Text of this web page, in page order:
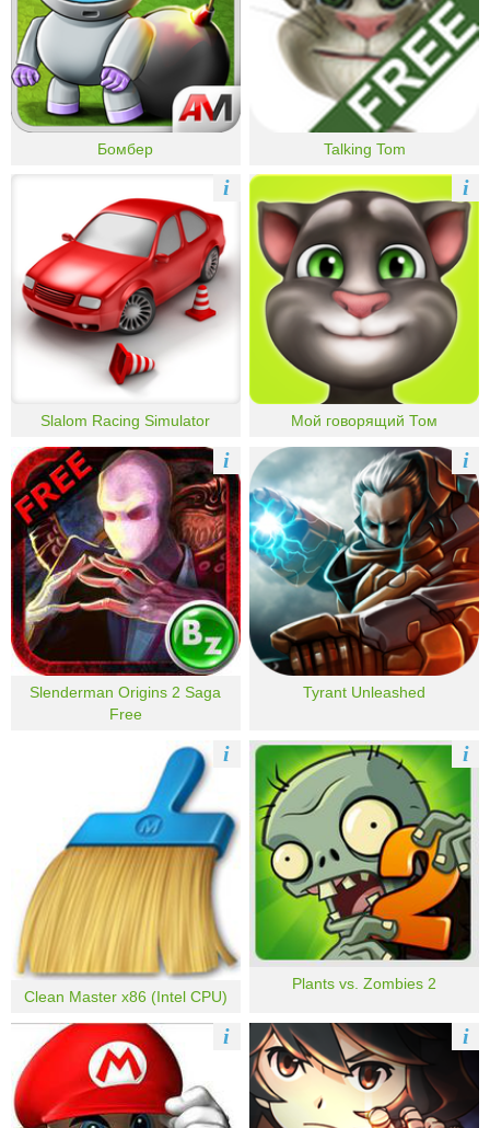
Бомбер Talking Tom
Slalom Racing Simulator
i
Мой говорящий Том
i
Slenderman Origins 2 Saga
Free
i
Tyrant Unleashed
i
Clean Master x86 (Intel CPU)
i
Plants vs. Zombies 2
i
i i